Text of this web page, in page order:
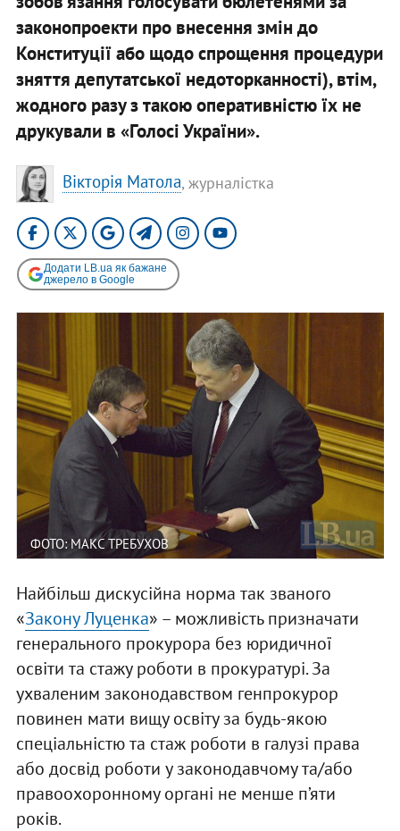
законопроекти про внесення змін до
Конституції або щодо спрощення процедури
зняття депутатської недоторканності), втім,
жодного разу з такою оперативністю їх не
друкували в «Голосі України».
Вікторія Матола, журналістка
Додати LB.ua як бажане
джерело в Google
ФОТО: МАКС ТРЕБУХОВ
Найбільш дискусійна норма так званого
«Закону Луценка» – можливість призначати
генерального прокурора без юридичної
освіти та стажу роботи в прокуратурі. За
ухваленим законодавством генпрокурор
повинен мати вищу освіту за будь-якою
спеціальністю та стаж роботи в галузі права
або досвід роботи у законодавчому та/або
правоохоронному органі не менше п’яти
років.